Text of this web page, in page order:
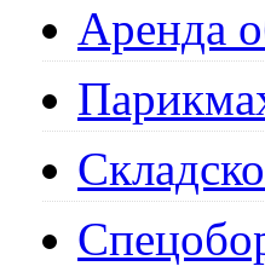
Аренда